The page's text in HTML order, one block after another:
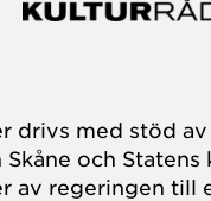
drivs med stöd
och Statens
av regeringen till